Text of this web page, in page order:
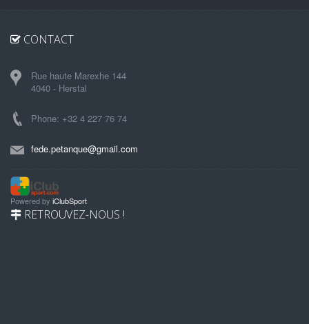
CONTACT
Rue haute Marexhe 144
4040 - Herstal
Phone: +32 4 227 76 74
fede.petanque@gmail.com
Powered by iClubSport
RETROUVEZ-NOUS !